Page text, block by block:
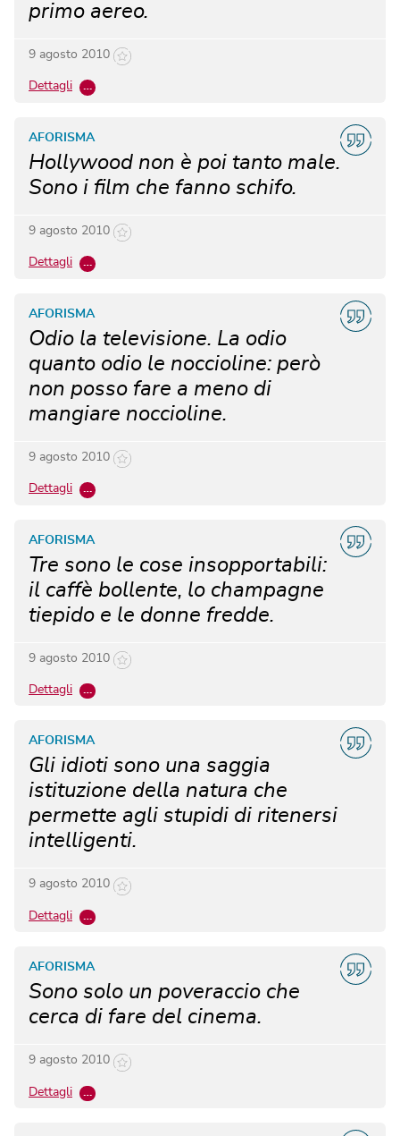
primo aereo.
9 agosto 2010
Dettagli …
Hollywood non è poi tanto male.
Sono i film che fanno schifo.
AFORISMA
9 agosto 2010
Dettagli …
Odio la televisione. La odio
quanto odio le noccioline: però
non posso fare a meno di
mangiare noccioline.
AFORISMA
9 agosto 2010
Dettagli …
Tre sono le cose insopportabili:
il caffè bollente, lo champagne
tiepido e le donne fredde.
AFORISMA
9 agosto 2010
Dettagli …
Gli idioti sono una saggia
istituzione della natura che
permette agli stupidi di ritenersi
intelligenti.
AFORISMA
9 agosto 2010
Dettagli …
Sono solo un poveraccio che
cerca di fare del cinema.
AFORISMA
9 agosto 2010
Dettagli …